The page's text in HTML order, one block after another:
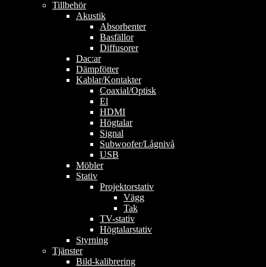
Tillbehör
Akustik
Absorbenter
Basfällor
Diffusorer
Dac:ar
Dämpfötter
Kablar/Kontakter
Coaxial/Optisk
El
HDMI
Högtalar
Signal
Subwoofer/Lågnivå
USB
Möbler
Stativ
Projektorstativ
Vägg
Tak
TV-stativ
Högtalarstativ
Styrning
Tjänster
Bild-kalibrering